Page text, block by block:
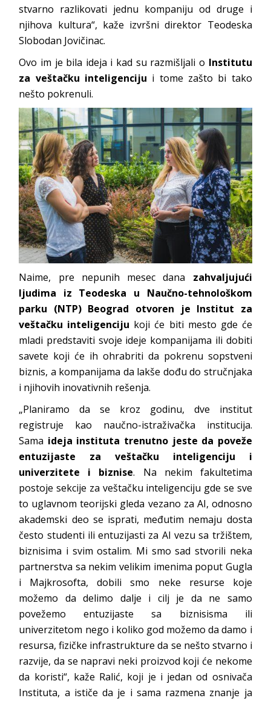
stvarno razlikovati jednu kompaniju od druge i
njihova kultura“, kaže izvršni direktor Teodeska
Slobodan Jovičinac.
Ovo im je bila ideja i kad su razmišljali o Institutu
za veštačku inteligenciju i tome zašto bi tako
nešto pokrenuli.
Naime, pre nepunih mesec dana zahvaljujući
ljudima iz Teodeska u Naučno-tehnološkom
parku (NTP) Beograd otvoren je Institut za
veštačku inteligenciju koji će biti mesto gde će
mladi predstaviti svoje ideje kompanijama ili dobiti
savete koji će ih ohrabriti da pokrenu sopstveni
biznis, a kompanijama da lakše dođu do stručnjaka
i njihovih inovativnih rešenja.
„Planiramo da se kroz godinu, dve institut
registruje kao naučno-istraživačka institucija.
Sama ideja instituta trenutno jeste da poveže
entuzijaste za veštačku inteligenciju i
univerzitete i biznise. Na nekim fakultetima
postoje sekcije za veštačku inteligenciju gde se sve
to uglavnom teorijski gleda vezano za AI, odnosno
akademski deo se isprati, međutim nemaju dosta
često studenti ili entuzijasti za AI vezu sa tržištem,
biznisima i svim ostalim. Mi smo sad stvorili neka
partnerstva sa nekim velikim imenima poput Gugla
i Majkrosofta, dobili smo neke resurse koje
možemo da delimo dalje i cilj je da ne samo
povežemo entuzijaste sa biznisisma ili
univerzitetom nego i koliko god možemo da damo i
resursa, fizičke infrastrukture da se nešto stvarno i
razvije, da se napravi neki proizvod koji će nekome
da koristi“, kaže Ralić, koji je i jedan od osnivača
Instituta, a ističe da je i sama razmena znanje ja